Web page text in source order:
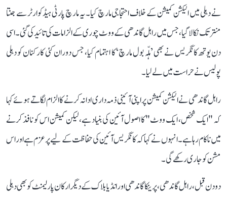
نے دہلی میں الیکشن کمیشن کے خلاف احتجاجی مارچ کیا۔ یہ مارچ پارٹی ہیڈکوارٹر سے جنتا
منتر تک نکالا گیا، جس میں راہل گاندھی کے ووٹ چوری کے الزامات کی تائید کی گئی۔ اسی
دن یوتھ کانگریس نے بھی ’ہلّہ بول مارچ‘ کا اہتمام کیا، جس دوران کئی کارکنان کو دہلی
پولیس نے حراست میں لے لیا۔
راہل گاندھی نے الیکشن کمیشن پر اپنی آئینی ذمہ داری ادا نہ کرنے کا الزام لگاتے ہوئے کہا
کہ "ایک شخص، ایک ووٹ" کا اصول آئین کی بنیاد ہے، لیکن کمیشن اس کو نافذ کرنے
میں ناکام رہا ہے۔ انہوں نے کہا کہ کانگریس آئین کی حفاظت کے لیے پرعزم ہے اور اس
مشن کو جاری رکھے گی۔
دو دن قبل، راہل گاندھی، پرینکا گاندھی اور انڈیا بلاک کے دیگر ارکان پارلیمنٹ کو بھی دہلی